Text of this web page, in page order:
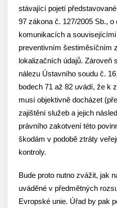
stávající pojetí
97 zákona č. 127/2005 Sb.,
komunikacích a
preventivním šestiměsíčním
lokalizačních údajů. Zároveň
nálezu Ústavního soudu č.
bodech 71 až 82 uvádí, že k
musí objektivně docházet
zajištění služeb a jejich
právního zakotvení této
škodám v podobě ztráty
kontroly.
Bude proto nutno zvážit, jak
uváděné v předmětných
Evropské unie. Úřad by pak